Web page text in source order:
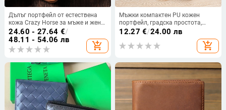
Дълъг портфейл от естествена
кожа Crazy Horse за мъже и жени,
с голям капацитет за документи
и карти
24.60 - 27.64 €/
48.11 - 54.06 лв
add_shopping_cart
Мъжки компактен PU кожен
портфейл, градска простота,
CarrKen, Пролет 2023
12.27 €/24.00 лв
add_shopping_cart